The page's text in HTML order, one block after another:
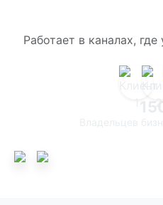
Работает в каналах,